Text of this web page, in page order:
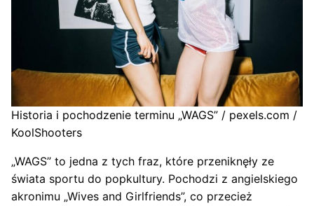
Historia i pochodzenie terminu „WAGS” / pexels.com /
KoolShooters
„WAGS” to jedna z tych fraz, które przeniknęły ze
świata sportu do popkultury. Pochodzi z angielskiego
akronimu „Wives and Girlfriends”, co przecież